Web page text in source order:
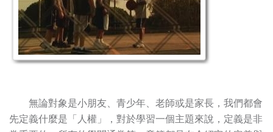
無論對象是小朋友、青少年、老師或是家長，我們都會
先定義什麼是「人權」，對於學習一個主題來說，定義是非